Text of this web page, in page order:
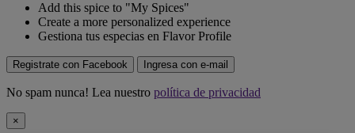
Add this spice to "My Spices"
Create a more personalized experience
Gestiona tus especias en Flavor Profile
Registrate con Facebook Ingresa con e-mail
No spam nunca! Lea nuestro política de privacidad
×